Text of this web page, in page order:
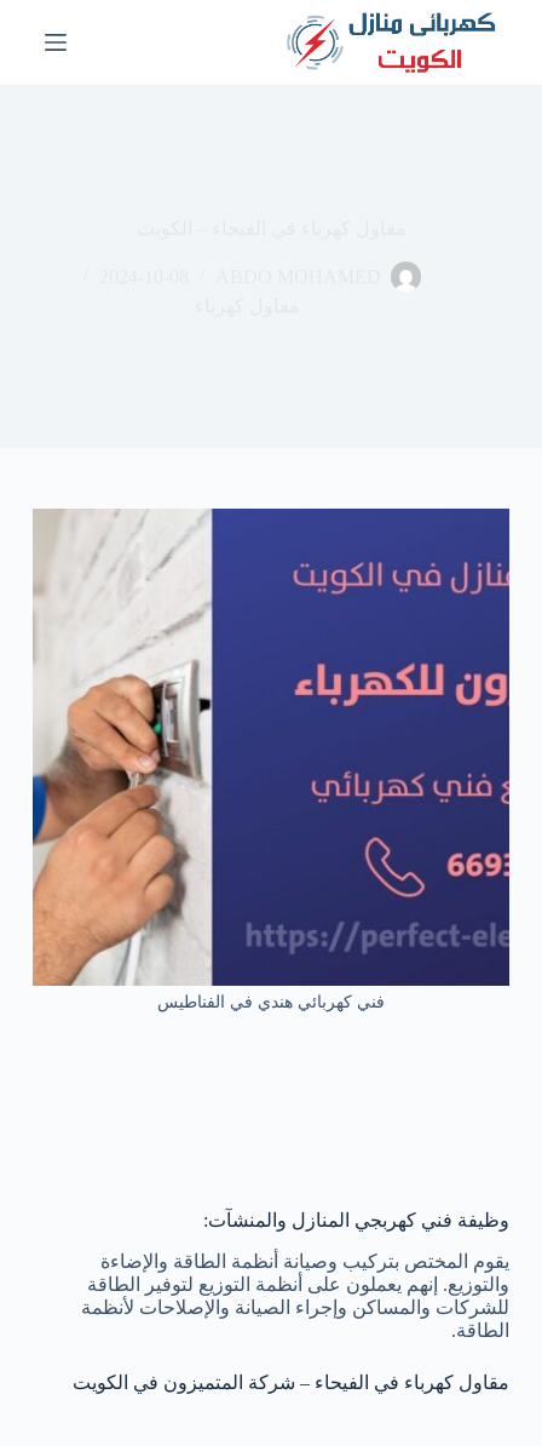
فني كهربائي هندي في الفناطيس
وظيفة فني كهربجي المنازل والمنشآت:
يقوم المختص بتركيب وصيانة أنظمة الطاقة والإضاءة
والتوزيع. إنهم يعملون على أنظمة التوزيع لتوفير الطاقة
للشركات والمساكن وإجراء الصيانة والإصلاحات لأنظمة
الطاقة.
مقاول كهرباء في الفيحاء – شركة المتميزون في الكويت